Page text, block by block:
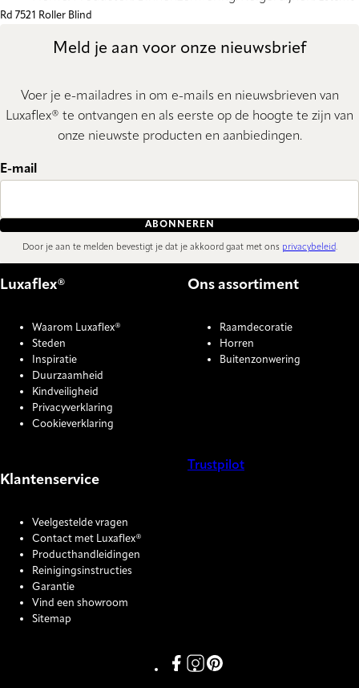
Rd 7521 Roller Blind
Meld je aan voor onze nieuwsbrief
Voer je e-mailadres in om e-mails en nieuwsbrieven van
Luxaflex® te ontvangen en als eerste op de hoogte te zijn van
onze nieuwste producten en aanbiedingen.
E-mail
ABONNEREN
Door je aan te melden bevestigt je dat je akkoord gaat met ons privacybeleid.
Luxaflex®
Waarom Luxaflex®
Steden
Inspiratie
Duurzaamheid
Kindveiligheid
Privacyverklaring
Cookieverklaring
Ons assortiment
Raamdecoratie
Horren
Buitenzonwering
Klantenservice
Veelgestelde vragen
Contact met Luxaflex®
Producthandleidingen
Reinigingsinstructies
Garantie
Vind een showroom
Sitemap
Trustpilot
Link missing Display text from
Link missing Display text
Link missing Display text